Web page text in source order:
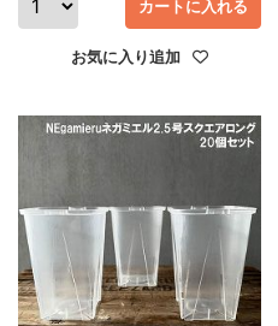
カートに入れる
お気に入り追加